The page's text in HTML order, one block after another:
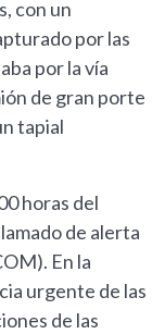
con un
por las
por la vía
de gran porte
tapial
horas del
de alerta
En la
urgente de las
de las